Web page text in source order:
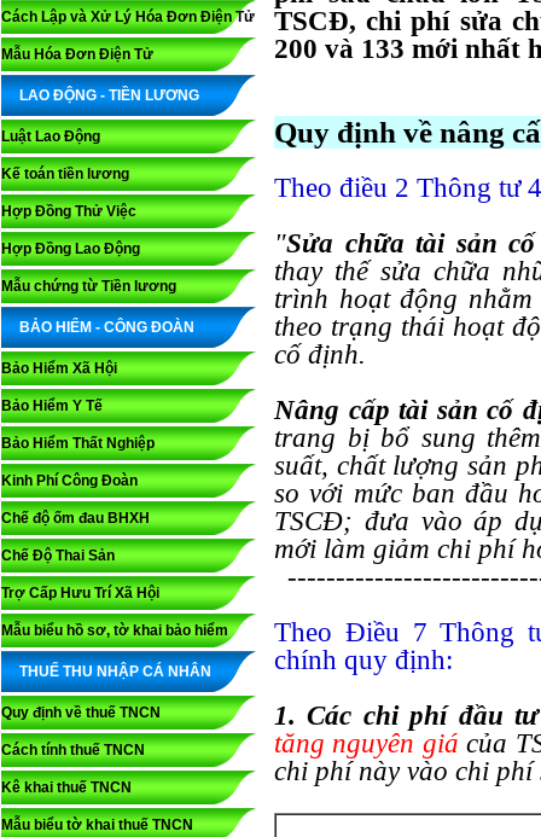
Cách Lập và Xử Lý Hóa Đơn Điện Tử
Mẫu Hóa Đơn Điện Tử
LAO ĐỘNG - TIỀN LƯƠNG
Luật Lao Động
Kế toán tiền lương
Hợp Đồng Thử Việc
Hợp Đồng Lao Động
Mẫu chứng từ Tiền lương
BẢO HIỂM - CÔNG ĐOÀN
Bảo Hiểm Xã Hội
Bảo Hiểm Y Tế
Bảo Hiểm Thất Nghiệp
Kinh Phí Công Đoàn
Chế độ ốm đau BHXH
Chế Độ Thai Sản
Trợ Cấp Hưu Trí Xã Hội
Mẫu biểu hồ sơ, tờ khai bảo hiểm
THUẾ THU NHẬP CÁ NHÂN
Quy định về thuế TNCN
Cách tính thuế TNCN
Kê khai thuế TNCN
Mẫu biểu tờ khai thuế TNCN
TSCĐ, chi phí sửa
200 và 133 mới nhất
Quy định về nâng
Theo điều 2 Thông tư
"Sửa chữa tài sản
thay thế sửa chữa
trình hoạt động
theo trạng thái hoạt
cố định.
Nâng cấp tài sản cố
trang bị bổ sung
suất, chất lượng sản
so với mức ban đầu
TSCĐ; đưa vào áp
mới làm giảm chi phí
Theo Điều 7 Thông
chính quy định:
1. Các chi phí đầu
tăng nguyên giá của
chi phí này vào chi